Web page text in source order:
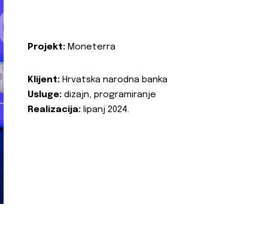
Projekt: Moneterra
Klijent: Hrvatska narodna banka
Usluge: dizajn, programiranje
Realizacija: lipanj 2024.